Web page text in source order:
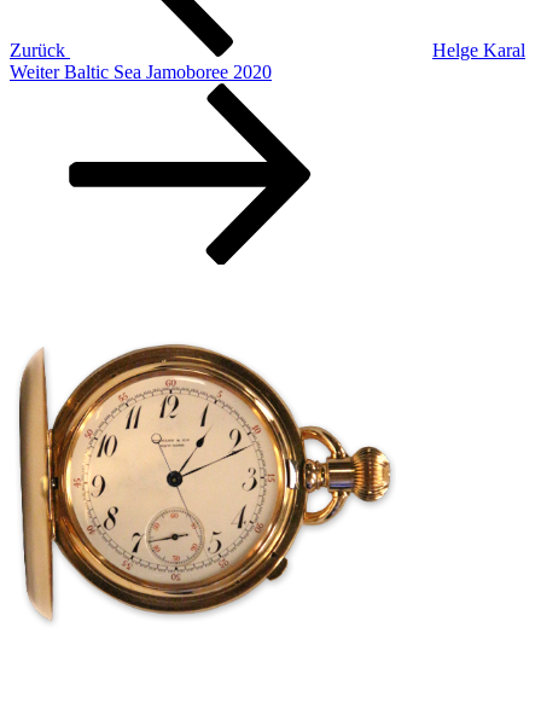
Zurück
Helge Karal
Nächster
Weiter Baltic Sea Jamoboree 2020